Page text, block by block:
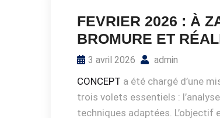
FEVRIER 2026 : À
BROMURE ET
3 avril 2026 admin
CONCEPT a été chargé d’une
trois volets essentiels :
techniques adaptées.